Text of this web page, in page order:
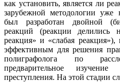
как установить, является ли
зарубежной методологии уже
был разработан двойной
реакций (реакции
реакция» и «слабая реакция»),
эффективным для решения
полиграфолога по
предварительное изучение
преступления. На этой стадии